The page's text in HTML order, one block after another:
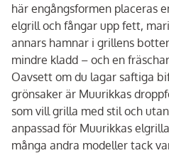
här engångsformen placeras
elgrill och fångar upp fett,
annars hamnar i grillens
mindre kladd – och en
Oavsett om du lagar saftiga
grönsaker är Muurikkas
som vill grilla med stil och
anpassad för Muurikkas
många andra modeller tack